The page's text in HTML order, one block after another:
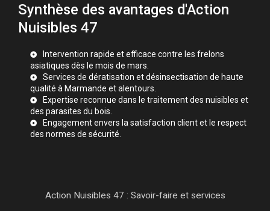
Synthèse des avantages d'Action
Nuisibles 47
Intervention rapide et efficace contre les frelons
asiatiques dès le mois de mars.
Services de dératisation et désinsectisation de haute
qualité à Marmande et alentours.
Expertise reconnue dans le traitement des nuisibles et
des parasites du bois.
Engagement envers la satisfaction client et le respect
des normes de sécurité.
Action Nuisibles 47 : Savoir-faire et services